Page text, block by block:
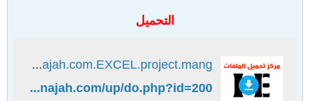
التحميل
ienajah.com.EXCEL.project.mang - تحميل
https://www.ienajah.com/up/do.php?id=200